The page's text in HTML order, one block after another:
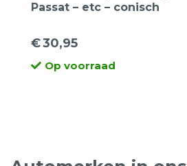
Passat – etc – conisch
€30,95
Op voorraad